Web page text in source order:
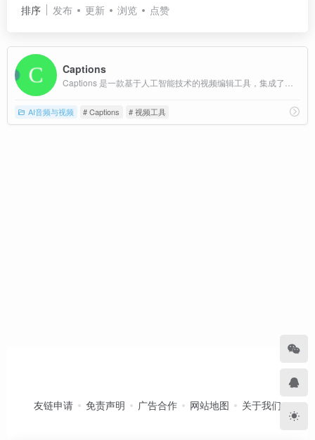
排序 发布 更新 浏览 点赞
Captions
AI音频与视频 # Captions # 视频工具
友链申请 免责声明 广告合作 网站地图 关于我们